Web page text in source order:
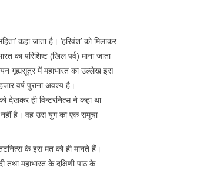
कहा जाता है। ‘हरिवंश’ को मिलाकर
का परिशिष्ट (खिल पर्व) माना जाता
गृह्यसूत्र में महाभारत का उल्लेख इस
वर्ष पुराना अवश्य है।
देखकर ही विन्टरनित्स ने कहा था
है। वह उस युग का एक समूचा
के इस मत को ही मानते हैं।
तथा महाभारत के दक्षिणी पाठ के